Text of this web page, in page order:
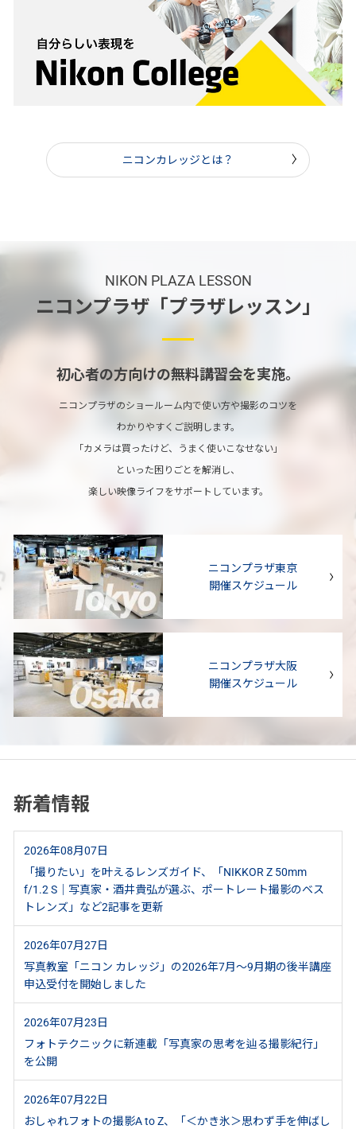
ニコンカレッジとは？
NIKON PLAZA LESSON
ニコンプラザ「プラザレッスン」
初心者の方向けの無料講習会を実施。
ニコンプラザのショールーム内で使い方や撮影のコツを
わかりやすくご説明します。
「カメラは買ったけど、うまく使いこなせない」
といった困りごとを解消し、
楽しい映像ライフをサポートしています。
ニコンプラザ東京
開催スケジュール
ニコンプラザ大阪
開催スケジュール
新着情報
2026年08月07日
「撮りたい」を叶えるレンズガイド、「NIKKOR Z 50mm
f/1.2 S｜写真家・酒井貴弘が選ぶ、ポートレート撮影のベス
トレンズ」など2記事を更新
2026年07月27日
写真教室「ニコン カレッジ」の2026年7月～9月期の後半講座
申込受付を開始しました
2026年07月23日
フォトテクニックに新連載「写真家の思考を辿る撮影紀行」
を公開
2026年07月22日
おしゃれフォトの撮影A to Z、「＜かき氷＞思わず手を伸ばし